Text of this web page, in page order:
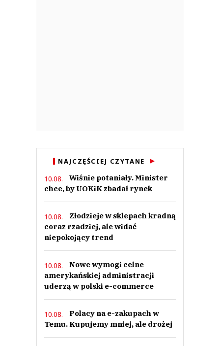
NAJCZĘŚCIEJ CZYTANE
10.08.
Wiśnie potaniały. Minister
chce, by UOKiK zbadał rynek
10.08.
Złodzieje w sklepach kradną
coraz rzadziej, ale widać
niepokojący trend
10.08.
Nowe wymogi celne
amerykańskiej administracji
uderzą w polski e-commerce
10.08.
Polacy na e-zakupach w
Temu. Kupujemy mniej, ale drożej